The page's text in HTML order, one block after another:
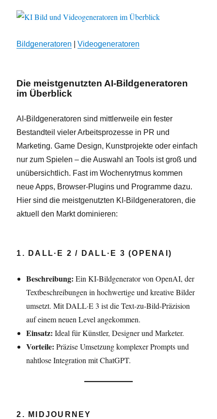
Bildgeneratoren |Videogeneratoren
Die meistgenutzten AI-Bildgeneratoren
im Überblick
AI-Bildgeneratoren sind mittlerweile ein fester
Bestandteil vieler Arbeitsprozesse in PR und
Marketing. Game Design, Kunstprojekte oder einfach
nur zum Spielen – die Auswahl an Tools ist groß und
unübersichtlich. Fast im Wochenrytmus kommen
neue Apps, Browser-Plugins und Programme dazu.
Hier sind die meistgenutzten KI-Bildgeneratoren, die
aktuell den Markt dominieren:
1. DALL·E 2 / DALL·E 3 (OPENAI)
Beschreibung: Ein KI-Bildgenerator von OpenAI, der
Textbeschreibungen in hochwertige und kreative Bilder
umsetzt. Mit DALL·E 3 ist die Text-zu-Bild-Präzision
auf einem neuen Level angekommen.
Einsatz: Ideal für Künstler, Designer und Marketer.
Vorteile: Präzise Umsetzung komplexer Prompts und
nahtlose Integration mit ChatGPT.
2. MIDJOURNEY